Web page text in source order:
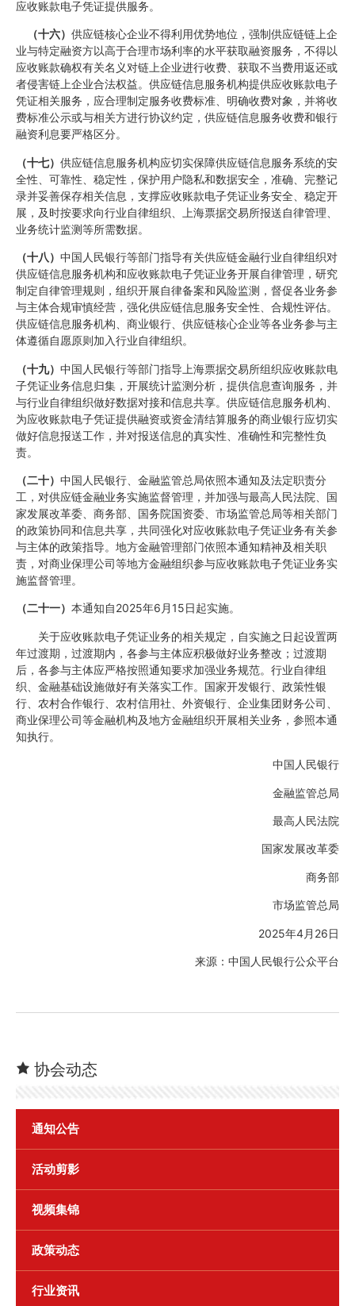
应收账款电子凭证提供服务。
（十六） 供应链核心企业不得利用优势地位，强制供应链链上企
业与特定融资方以高于合理市场利率的水平获取融资服务，不得以
应收账款确权有关名义对链上企业进行收费、获取不当费用返还或
者侵害链上企业合法权益。供应链信息服务机构提供应收账款电子
凭证相关服务，应合理制定服务收费标准、明确收费对象，并将收
费标准公示或与相关方进行协议约定，供应链信息服务收费和银行
融资利息要严格区分。
（十七） 供应链信息服务机构应切实保障供应链信息服务系统的安
全性、可靠性、稳定性，保护用户隐私和数据安全，准确、完整记
录并妥善保存相关信息，支撑应收账款电子凭证业务安全、稳定开
展，及时按要求向行业自律组织、上海票据交易所报送自律管理、
业务统计监测等所需数据。
（十八） 中国人民银行等部门指导有关供应链金融行业自律组织对
供应链信息服务机构和应收账款电子凭证业务开展自律管理，研究
制定自律管理规则，组织开展自律备案和风险监测，督促各业务参
与主体合规审慎经营，强化供应链信息服务安全性、合规性评估。
供应链信息服务机构、商业银行、供应链核心企业等各业务参与主
体遵循自愿原则加入行业自律组织。
（十九） 中国人民银行等部门指导上海票据交易所组织应收账款电
子凭证业务信息归集，开展统计监测分析，提供信息查询服务，并
与行业自律组织做好数据对接和信息共享。供应链信息服务机构、
为应收账款电子凭证提供融资或资金清结算服务的商业银行应切实
做好信息报送工作，并对报送信息的真实性、准确性和完整性负
责。
（二十） 中国人民银行、金融监管总局依照本通知及法定职责分
工，对供应链金融业务实施监督管理，并加强与最高人民法院、国
家发展改革委、商务部、国务院国资委、市场监管总局等相关部门
的政策协同和信息共享，共同强化对应收账款电子凭证业务有关参
与主体的政策指导。地方金融管理部门依照本通知精神及相关职
责，对商业保理公司等地方金融组织参与应收账款电子凭证业务实
施监督管理。
（二十一） 本通知自2025年6月15日起实施。
关于应收账款电子凭证业务的相关规定，自实施之日起设置两
年过渡期，过渡期内，各参与主体应积极做好业务整改；过渡期
后，各参与主体应严格按照通知要求加强业务规范。行业自律组
织、金融基础设施做好有关落实工作。国家开发银行、政策性银
行、农村合作银行、农村信用社、外资银行、企业集团财务公司、
商业保理公司等金融机构及地方金融组织开展相关业务，参照本通
知执行。
中国人民银行
金融监管总局
最高人民法院
国家发展改革委
商务部
市场监管总局
2025年4月26日
来源：中国人民银行公众平台
协会动态
通知公告
活动剪影
视频集锦
政策动态
行业资讯